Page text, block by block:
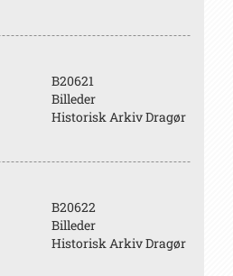
B20621
Billeder
Historisk Arkiv Dragør
B20622
Billeder
Historisk Arkiv Dragør